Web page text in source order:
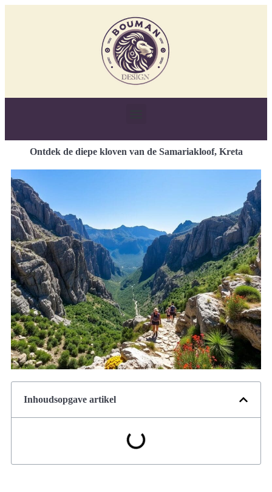
Ontdek de diepe kloven van de Samariakloof, Kreta
Inhoudsopgave artikel